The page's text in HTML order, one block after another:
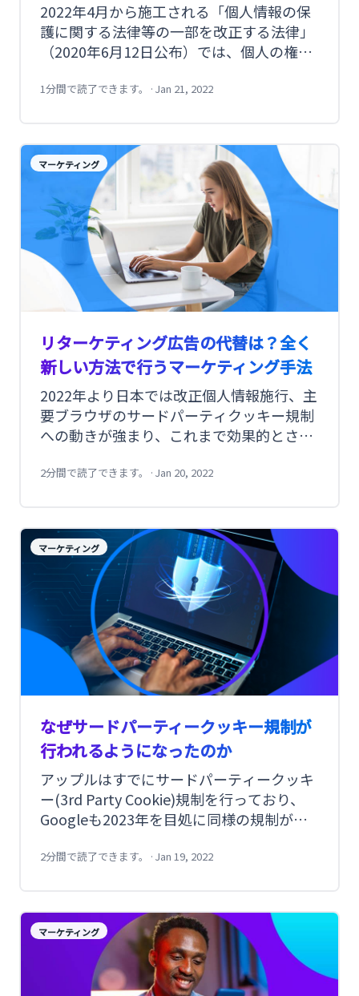
2022年4月から施工される「個人情報の保
護に関する法律等の一部を改正する法律」
（2020年6月12日公布）では、個人の権利
護法が改正されました。今回の改正は、3
1分間で読了できます。 · Jan 21, 2022
マーケティング
リターケティング広告の代替は？全く
新しい方法で行うマーケティング手法
2022年より日本では改正個人情報施行、主
要ブラウザのサードパーティクッキー規制
への動きが強まり、これまで効果的とされ
ってきました。多くの企業は「脱クッキ
ング手法が求められます。今回はクッキー
の代替策として、全く新しい方法で精度の
高いターケティング広告をこの記事で紹介
します。
2分間で読了できます。 · Jan 20, 2022
マーケティング
なぜサードパーティークッキー規制が
行われるようになったのか
アップルはすでにサードパーティークッキ
ー(3rd Party Cookie)規制を行っており、
Googleも2023年を目処に同様の規制が行
ども今年から規制がかかると言われていま
2分間で読了できます。 · Jan 19, 2022
マーケティング